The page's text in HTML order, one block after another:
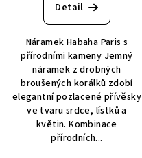
Detail
Náramek Habaha Paris s
přírodními kameny Jemný
náramek z drobných
broušených korálků zdobí
elegantní pozlacené přívěsky
ve tvaru srdce, lístků a
květin. Kombinace
přírodních...